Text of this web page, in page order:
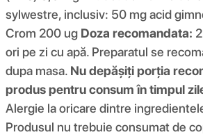
sylwestre, inclusiv: 50 mg acid
Crom 200 ug Doza recomandata:
ori pe zi cu apă. Preparatul se
dupa masa. Nu depășiți porția
produs pentru consum în timpul
Alergie la oricare dintre
Produsul nu trebuie consumat de